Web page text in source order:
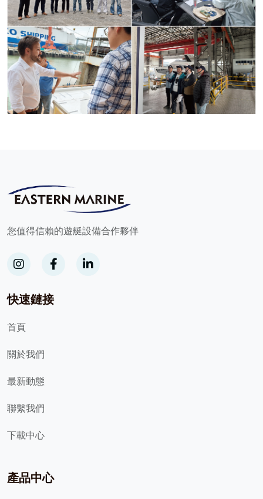
您值得信賴的遊艇設備合作夥伴
快速鏈接
首頁
關於我們
最新動態
聯繫我們
下載中心
產品中心